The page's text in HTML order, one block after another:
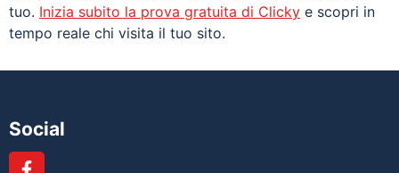
tuo. Inizia subito la prova gratuita di Clicky e scopri in
tempo reale chi visita il tuo sito.
Social